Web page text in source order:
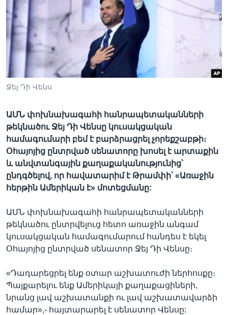
Լեզուներ
Ջեյ Դի Վենս
ԱՄՆ փոխնախագահի հանրապետականների
թեկնածու Ջեյ Դի Վենսը կուսակցական
համագումարի բեմ է բարձրացրել չորեքշաբթի։
Օհայոյից ընտրված սենատորը խոսել է արտաքին
և անվտանգային քաղաքականությունից՝
ընդգծելով, որ հավատարիմ է Թրամփի՝ «Առաջին
հերթին Ամերիկան է» մոտեցմանը:
ԱՄՆ փոխնախագահի հանրապետականների
թեկնածու ընտրվելուց հետո առաջին անգամ
կուսակցական համագումարում հանդես է եկել
Օհայոյից ընտրված սենատոր Ջեյ Դի Վենսը։
«Դադարեցրել ենք օտար աշխատուժի ներհոսքը։
Պայքարելու ենք Ամերիկայի քաղաքացիների,
նրանց լավ աշխատանքի ու լավ աշխատավարձի
համար»,- հայտարարել է սենատոր Վենսը: